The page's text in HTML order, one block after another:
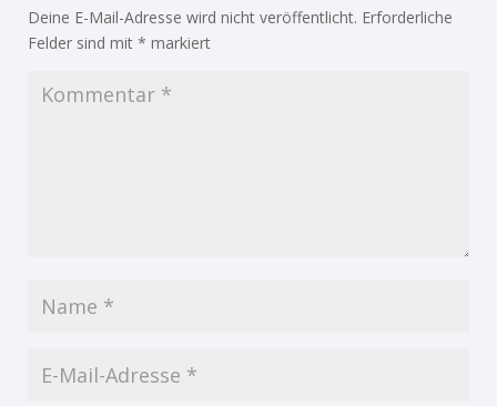
Deine E-Mail-Adresse wird nicht veröffentlicht. Erforderliche
Felder sind mit * markiert